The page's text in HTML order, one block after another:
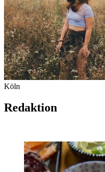
Köln
Redaktion